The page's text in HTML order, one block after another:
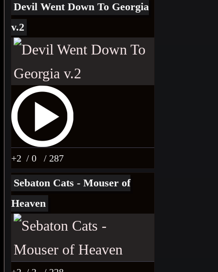
Devil Went Down To Georgia
v.2
+2 / 0 / 287
Sebaton Cats - Mouser of
Heaven